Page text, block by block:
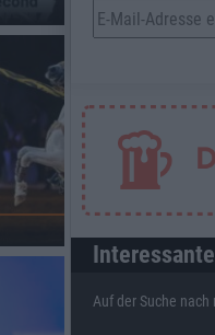
Auf der Suche nach